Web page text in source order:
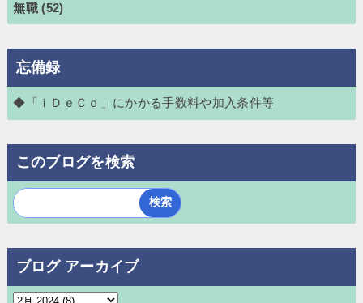
無職 (52)
忘備録
◆「ｉＤｅＣｏ」にかかる手数料や加入条件等
このブログを検索
ブログ アーカイブ